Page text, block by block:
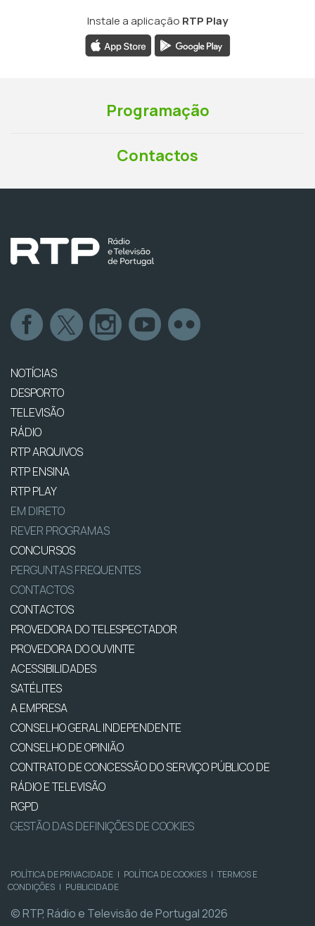
Instale a aplicação RTP Play
Programação
Contactos
NOTÍCIAS
DESPORTO
TELEVISÃO
RÁDIO
RTP ARQUIVOS
RTP ENSINA
RTP PLAY
EM DIRETO
REVER PROGRAMAS
CONCURSOS
PERGUNTAS FREQUENTES
CONTACTOS
CONTACTOS
PROVEDORA DO TELESPECTADOR
PROVEDORA DO OUVINTE
ACESSIBILIDADES
SATÉLITES
A EMPRESA
CONSELHO GERAL INDEPENDENTE
CONSELHO DE OPINIÃO
CONTRATO DE CONCESSÃO DO SERVIÇO PÚBLICO DE
RÁDIO E TELEVISÃO
RGPD
GESTÃO DAS DEFINIÇÕES DE COOKIES
POLÍTICA DE PRIVACIDADE | POLÍTICA DE COOKIES | TERMOS E
CONDIÇÕES | PUBLICIDADE
© RTP, Rádio e Televisão de Portugal 2026